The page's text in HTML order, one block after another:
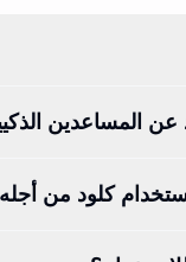
المساعدين
كلود من